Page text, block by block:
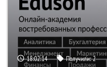
18:02:13 Получили:2